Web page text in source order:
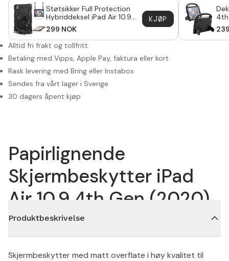
Støtsikker Full Protection
Hybriddeksel iPad Air 10.9
4th Gen (2020) svart
299 NOK
KJØP
Alltid fri frakt og tollfritt
Betaling med Vipps, Apple Pay, faktura eller kort
Rask levering med Bring eller Instabox
Sendes fra vårt lager i Sverige
30 dagers åpent kjøp
Papirlignende
Skjermbeskytter iPad
Air 10.9 4th Gen (2020)
Produktbeskrivelse
Skjermbeskytter med matt overflate i høy kvalitet til